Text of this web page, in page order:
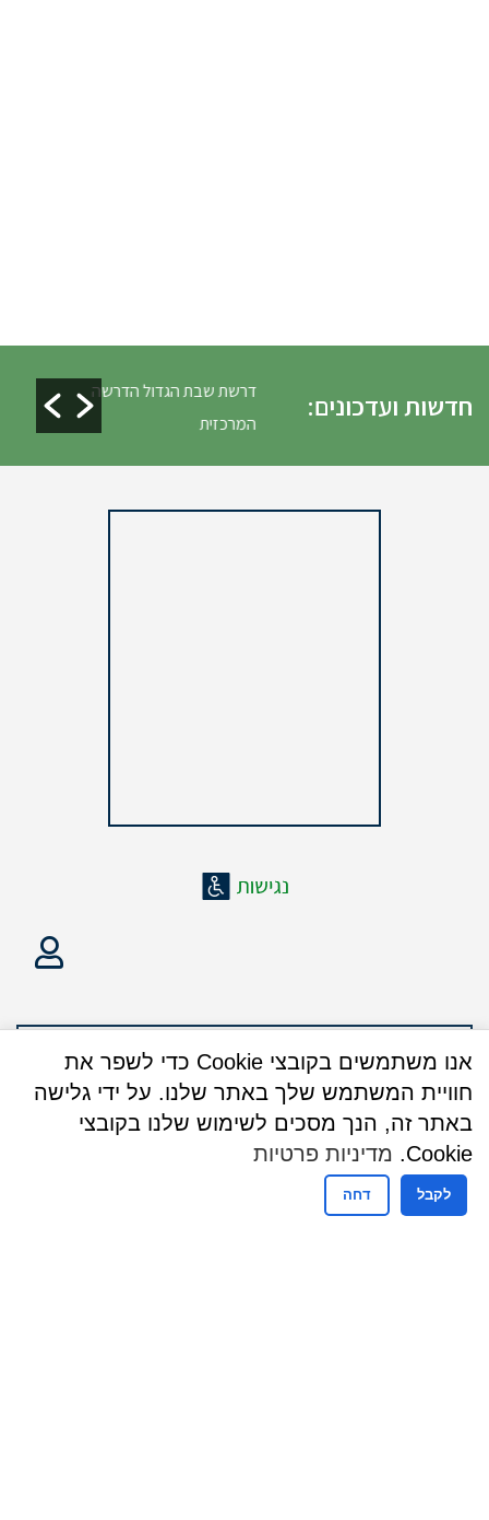
חדשות ועדכונים:
דרשת שבת הגדול הדרשה
המרכזית
אנו משתמשים בקובצי Cookie כדי לשפר את
חוויית המשתמש שלך באתר שלנו. על ידי גלישה
באתר זה, הנך מסכים לשימוש שלנו בקובצי
Cookie.
מדיניות פרטיות
לקבל דחה